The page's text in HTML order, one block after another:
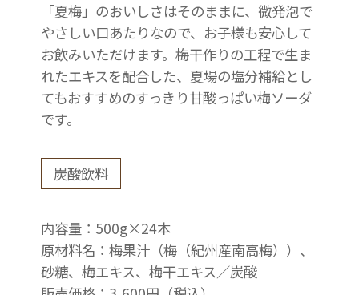
「夏梅」のおいしさはそのままに、微発泡で
やさしい口あたりなので、お子様も安心して
お飲みいただけます。梅干作りの工程で生ま
れたエキスを配合した、夏場の塩分補給とし
てもおすすめのすっきり甘酸っぱい梅ソーダ
です。
炭酸飲料
内容量：500g×24本
原材料名：梅果汁（梅（紀州産南高梅））、
砂糖、梅エキス、梅干エキス／炭酸